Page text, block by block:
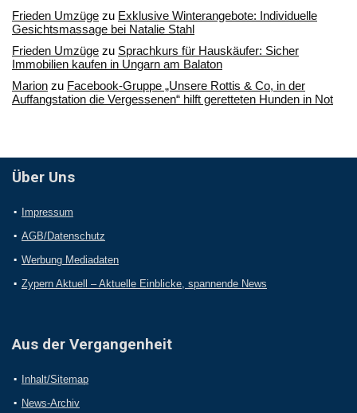
Frieden Umzüge zu Exklusive Winterangebote: Individuelle
Gesichtsmassage bei Natalie Stahl
Frieden Umzüge zu Sprachkurs für Hauskäufer: Sicher
Immobilien kaufen in Ungarn am Balaton
Marion zu Facebook-Gruppe „Unsere Rottis & Co, in der
Auffangstation die Vergessenen“ hilft geretteten Hunden in Not
Über Uns
Impressum
AGB/Datenschutz
Werbung Mediadaten
Zypern Aktuell – Aktuelle Einblicke, spannende News
Aus der Vergangenheit
Inhalt/Sitemap
News-Archiv